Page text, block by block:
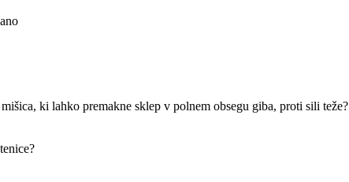
ki lahko premakne sklep v polnem obsegu giba, proti sili teže?